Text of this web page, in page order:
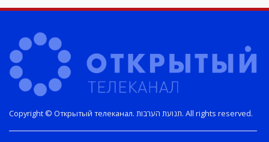
Copyright © Открытый телеканал. תנועת הערבות. All rights reserved.